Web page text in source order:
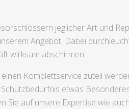
jeglicher Art und
Angebot. Dabei
wirksam abschirmen.
Komplettservice zuteil
etwas
auf unsere Expertise wie